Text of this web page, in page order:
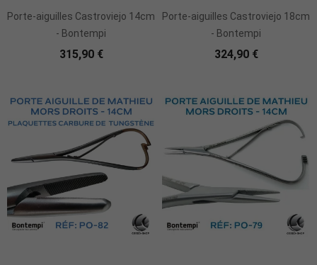
Porte-aiguilles Castroviejo 14cm
- Bontempi
315,90 €
Porte-aiguilles Castroviejo 18cm
- Bontempi
324,90 €